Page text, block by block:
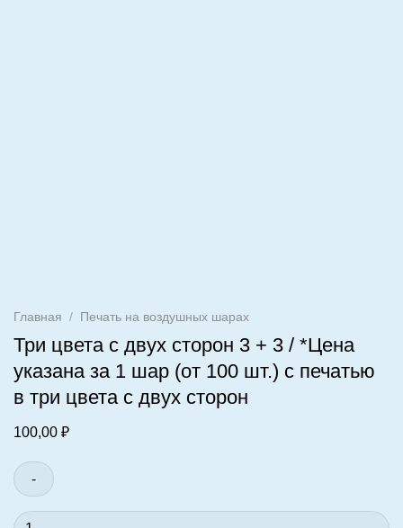
Главная / Печать на воздушных шарах
Три цвета с двух сторон 3 + 3 / *Цена
указана за 1 шар (от 100 шт.) с печатью
в три цвета с двух сторон
100,00 ₽
Количество